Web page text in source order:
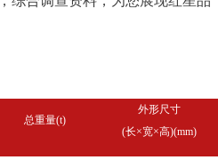
总重量(t)
外形尺寸
(长×宽×高)(mm)